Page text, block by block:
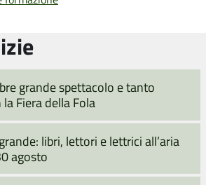
grande spettacolo e tanto
Fiera della Fola
libri, lettori e lettrici all’aria
agosto